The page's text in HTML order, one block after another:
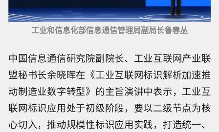
工业和信息化部信息通信管理局副局长鲁春丛
中国信息通信研究院副院长、工业互联网产业联
盟秘书长余晓晖在《工业互联网标识解析加速推
动制造业数字转型》的主旨演讲中表示，工业互
联网标识应用处于初级阶段，要以二级节点为核
心切入，推动规模性标识应用实践，打造统一、